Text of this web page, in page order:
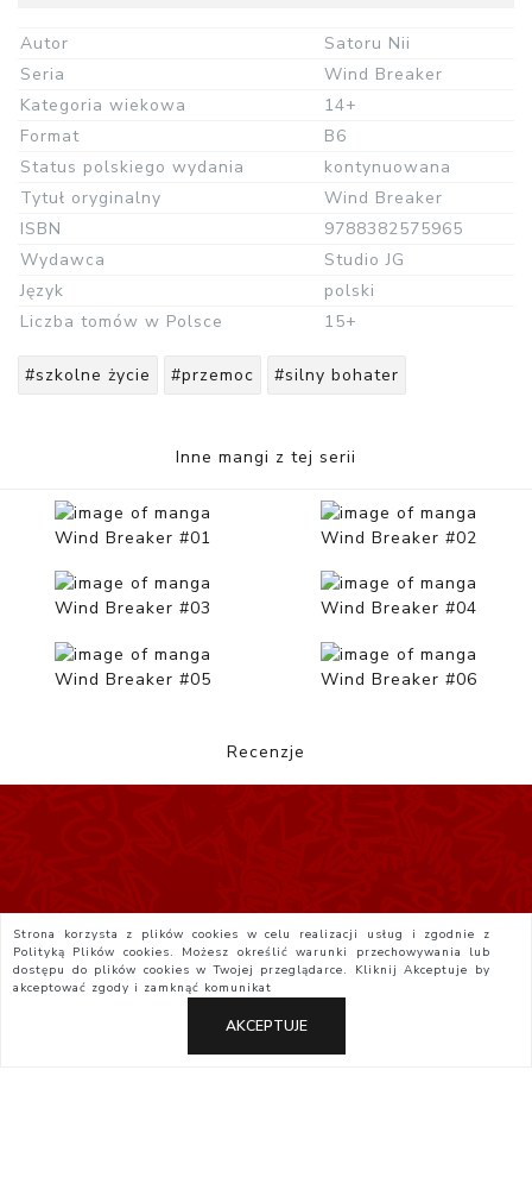
Autor
Satoru Nii
Seria
Wind Breaker
Kategoria wiekowa
14+
Format
B6
Status polskiego wydania
kontynuowana
Tytuł oryginalny
Wind Breaker
ISBN
9788382575965
Wydawca
Studio JG
Język
polski
Liczba tomów w Polsce
15+
#szkolne życie #przemoc #silny bohater
Inne mangi z tej serii
Wind Breaker #01 Wind Breaker #02
Wind Breaker #03 Wind Breaker #04
Wind Breaker #05 Wind Breaker #06
Recenzje
Strona korzysta z plików cookies w celu realizacji usług i zgodnie z
Polityką Plików cookies. Możesz określić warunki przechowywania lub
dostępu do plików cookies w Twojej przeglądarce. KliknijAkceptuje by
akceptować zgody i zamknąć komunikat
AKCEPTUJE